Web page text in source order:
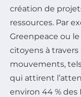
création de
ressources. Par
Greenpeace ou
citoyens à
mouvements,
qui attirent
environ 44 % des